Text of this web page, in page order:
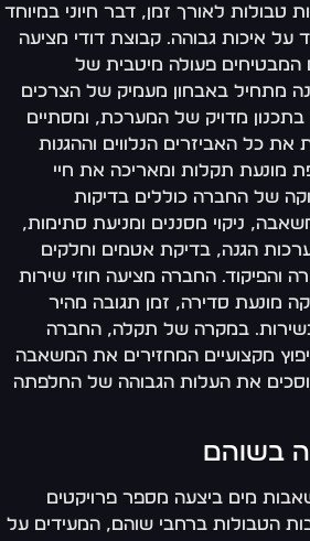
לאורך זמן, דבר חיוני במיוחד
איכות גבוהה. קבוצת דודי מציעה
פעולה מיטבית של
באבחון מעמיק של הצרכים
מדויק של המערכת, ומסתיים
כל האביזרים הנלווים וההגנות
תקלות ומאריכה את חיי
של החברה כוללים בדיקות
ניקוי מסננים ומניעת סתימות,
הגנה, בדיקת אטמים וחלקים
והפיקוד. החברה מציעה חוזי שירות
מונעת סדירה, זמן תגובה מהיר
במקרה של תקלה, החברה
מקצועיים המחזירים את המשאבה
את העלות הגבוהה של החלפתה
בשוהם
מים ביצעה מספר פרויקטים
הטבולות ברחבי שוהם, המעידים על